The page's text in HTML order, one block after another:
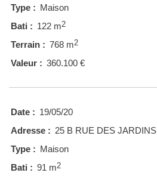
Type : Maison
Bati : 122 m2
Terrain : 768 m2
Valeur : 360.100 €
Date : 19/05/20
Adresse : 25 B RUE DES JARDINS
Type : Maison
Bati : 91 m2